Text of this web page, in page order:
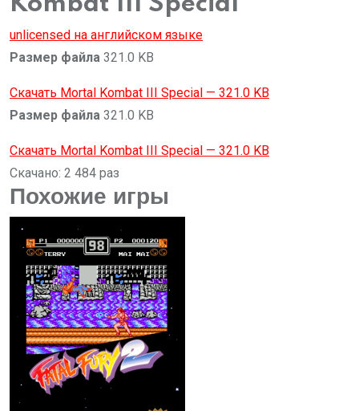
unlicensed на английском языке
Размер файла 321.0 KB
Скачать Mortal Kombat III Special — 321.0 KB
Размер файла 321.0 KB
Скачать Mortal Kombat III Special — 321.0 KB
Скачано: 2 484 раз
Похожие игры